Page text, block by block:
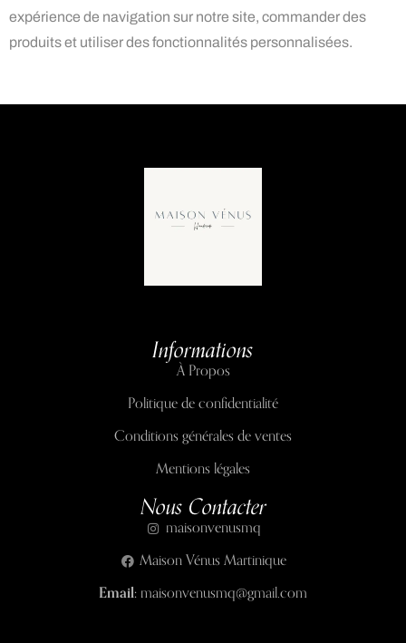
expérience de navigation sur notre site, commander des
produits et utiliser des fonctionnalités personnalisées.
Informations
À Propos
Politique de confidentialité
Conditions générales de ventes
Mentions légales
Nous Contacter
maisonvenusmq
Maison Vénus Martinique
Email:maisonvenusmq@gmail.com